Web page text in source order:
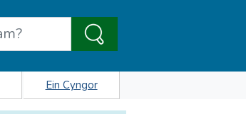
Ein Cyngor